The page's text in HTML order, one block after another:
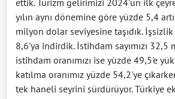
yılın aynı dönemine göre yüzde 5,4
milyon dolar seviyesine taşıdık. İşsizlik
8,6'ya indirdik. İstihdam sayımızı 32,5
istihdam oranımızı ise yüzde 49,5'e
katılma oranımız yüzde 54,2'ye
tek haneli seyrini sürdürüyor. Türkiye